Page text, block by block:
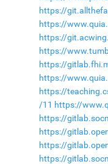
https://
https://
https://
https://
https://
https://
https://
/11 https://
https://
https://
https://
https://